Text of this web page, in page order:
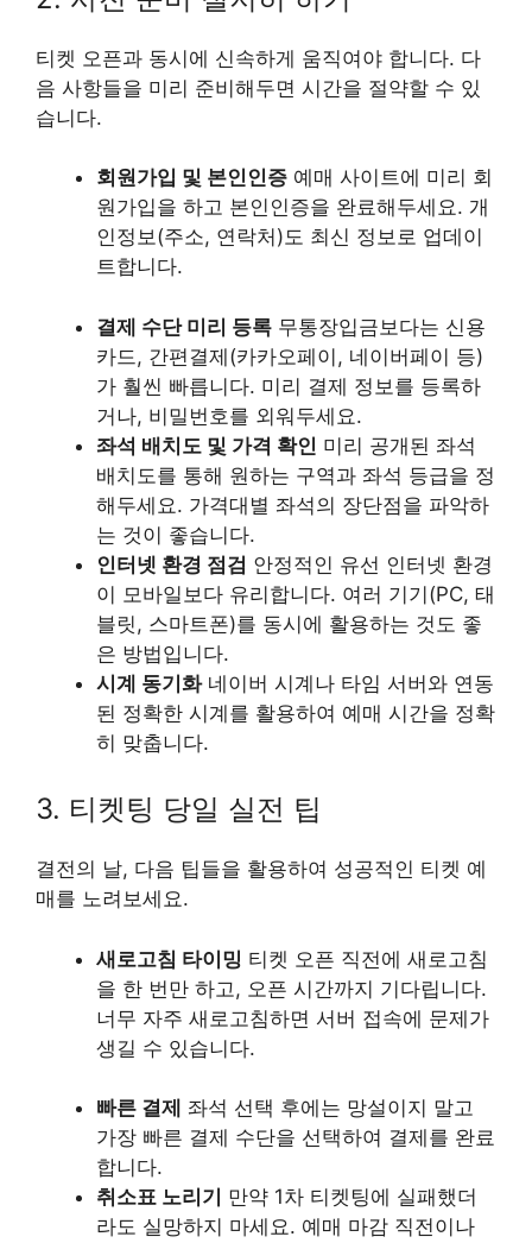
티켓 오픈과 동시에 신속하게 움직여야 합니다. 다
음 사항들을 미리 준비해두면 시간을 절약할 수 있
습니다.
회원가입 및 본인인증 예매 사이트에 미리 회
원가입을 하고 본인인증을 완료해두세요. 개
인정보(주소, 연락처)도 최신 정보로 업데이
트합니다.
결제 수단 미리 등록 무통장입금보다는 신용
카드, 간편결제(카카오페이, 네이버페이 등)
가 훨씬 빠릅니다. 미리 결제 정보를 등록하
거나, 비밀번호를 외워두세요.
좌석 배치도 및 가격 확인 미리 공개된 좌석
배치도를 통해 원하는 구역과 좌석 등급을 정
해두세요. 가격대별 좌석의 장단점을 파악하
는 것이 좋습니다.
인터넷 환경 점검 안정적인 유선 인터넷 환경
이 모바일보다 유리합니다. 여러 기기(PC, 태
블릿, 스마트폰)를 동시에 활용하는 것도 좋
은 방법입니다.
시계 동기화네이버 시계나 타임 서버와 연동
된 정확한 시계를 활용하여 예매 시간을 정확
히 맞춥니다.
3. 티켓팅 당일 실전 팁
결전의 날, 다음 팁들을 활용하여 성공적인 티켓 예
매를 노려보세요.
새로고침 타이밍 티켓 오픈 직전에 새로고침
을 한 번만 하고, 오픈 시간까지 기다립니다.
너무 자주 새로고침하면 서버 접속에 문제가
생길 수 있습니다.
빠른 결제 좌석 선택 후에는 망설이지 말고
가장 빠른 결제 수단을 선택하여 결제를 완료
합니다.
취소표 노리기
만약 1차 티켓팅에 실패했더
라도 실망하지 마세요. 예매 마감 직전이나